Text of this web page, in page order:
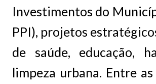
Investimentos do
PPI), projetos
de saúde, educação,
limpeza urbana. Entre